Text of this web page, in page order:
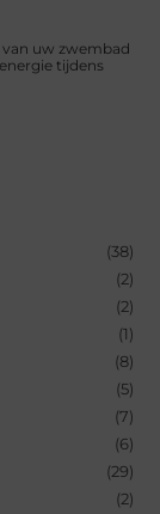
uw zwembad
tijdens
(38)
(2)
(2)
(1)
(8)
(5)
(7)
(6)
(29)
(2)